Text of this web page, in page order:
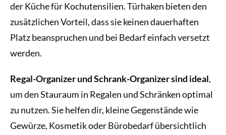
der Küche für Kochutensilien. Türhaken bieten den
zusätzlichen Vorteil, dass sie keinen dauerhaften
Platz beanspruchen und bei Bedarf einfach versetzt
werden.
Regal-Organizer und Schrank-Organizer sind ideal,
um den Stauraum in Regalen und Schränken optimal
zu nutzen. Sie helfen dir, kleine Gegenstände wie
Gewürze, Kosmetik oder Bürobedarf übersichtlich